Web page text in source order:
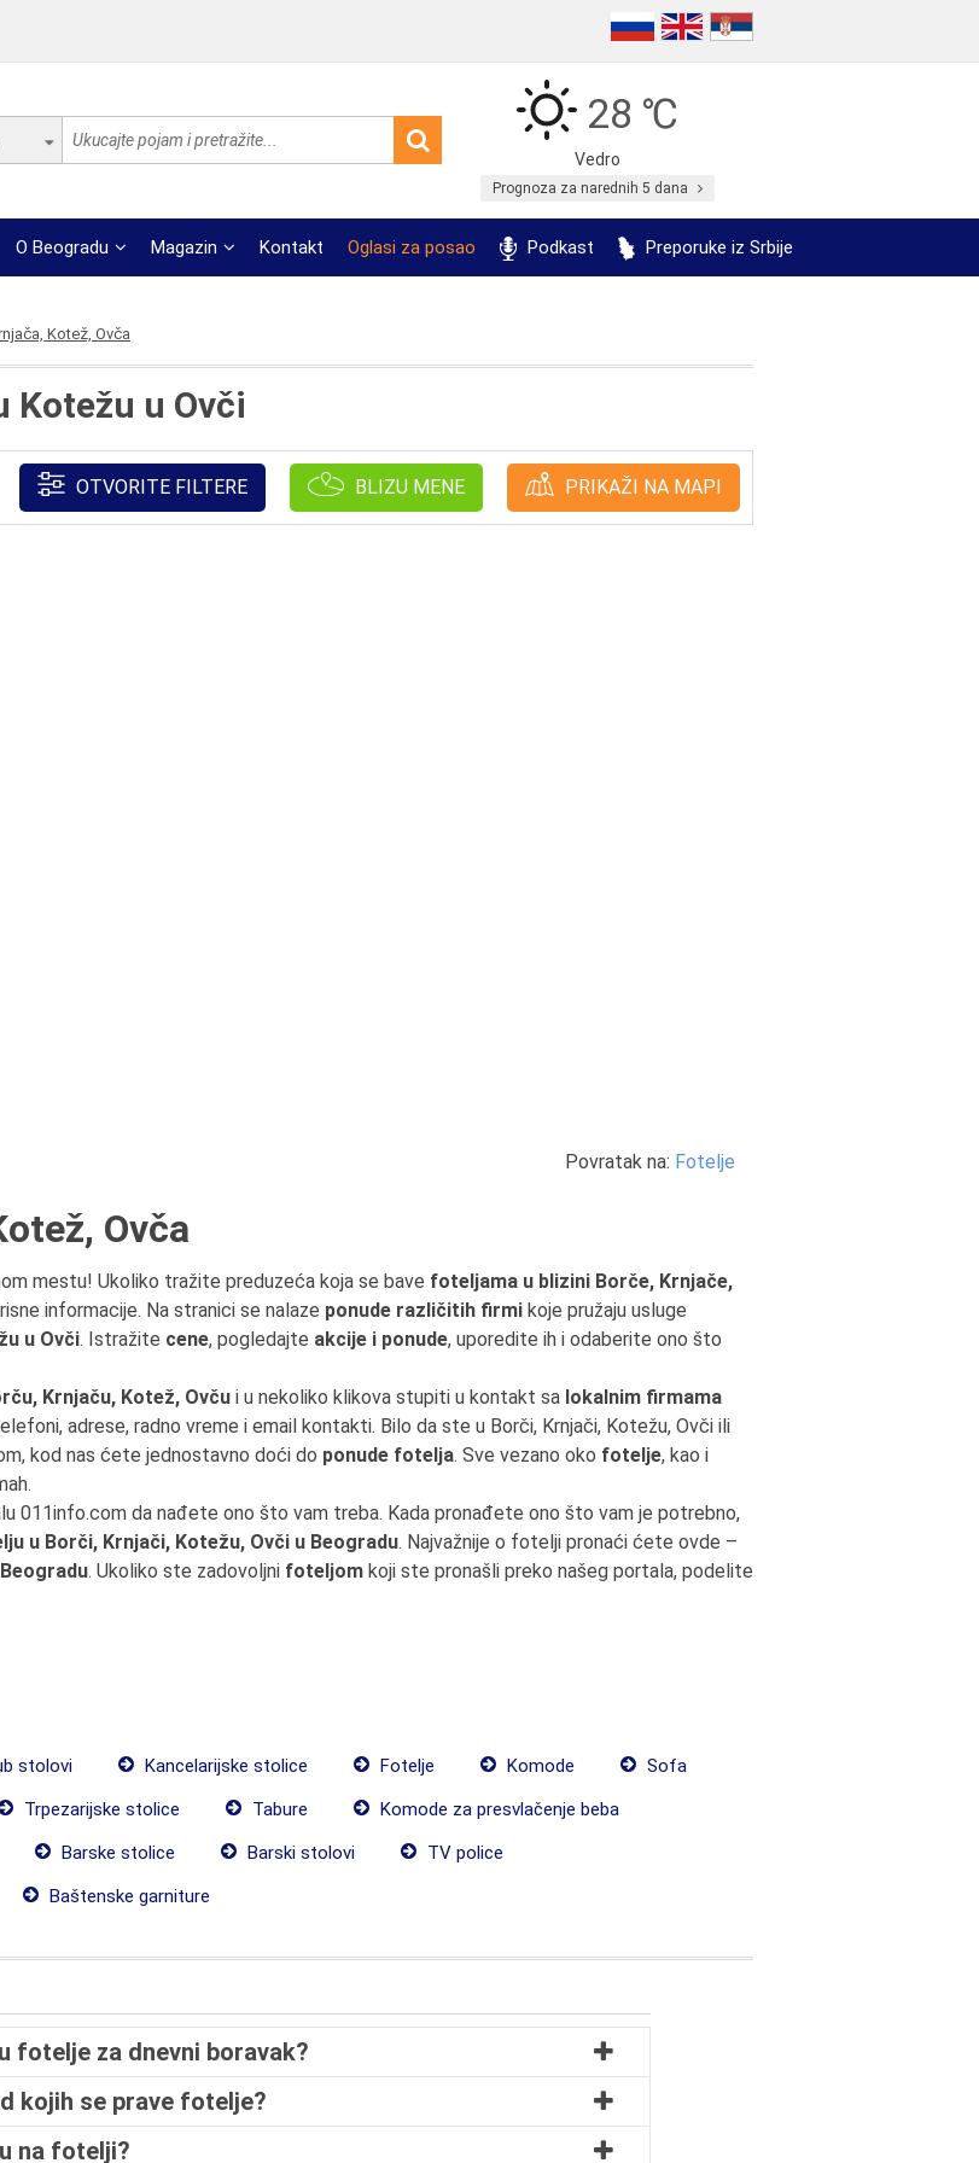
28 ℃
Vedro
Prognoza za narednih 5 dana
O Beogradu Magazin Kontakt Oglasi za posao Podkast Preporuke iz Srbije
Kotež, Ovča
Kotežu u Ovči
OTVORITE FILTERE BLIZU MENE PRIKAŽI NA MAPI
Povratak na: Fotelje
Ovča
mestu! Ukoliko tražite preduzeća koja se bave foteljama u blizini Borče, Krnjače,
informacije. Na stranici se nalaze ponude različitih firmi koje pružaju usluge
u Ovči. Istražite cene, pogledajte akcije i ponude, uporedite ih i odaberite ono što
Krnjaču, Kotež, Ovču i u nekoliko klikova stupiti u kontakt sa lokalnim firmama
adrese, radno vreme i email kontakti. Bilo da ste u Borči, Krnjači, Kotežu, Ovči ili
kod nas ćete jednostavno doći do ponude fotelja. Sve vezano oko fotelje, kao i
011info.com da nađete ono što vam treba. Kada pronađete ono što vam je potrebno,
u Borči, Krnjači, Kotežu, Ovči u Beogradu. Najvažnije o fotelji pronaći ćete ovde –
. Ukoliko ste zadovoljni foteljom koji ste pronašli preko našeg portala, podelite
stolovi Kancelarijske stolice Fotelje Komode
Sofa
Trpezarijske stolice Tabure
Komode za presvlačenje beba
Barske stolice Barski stolovi
TV police
Baštenske garniture
fotelje za dnevni boravak?
kojih se prave fotelje?
na fotelji?